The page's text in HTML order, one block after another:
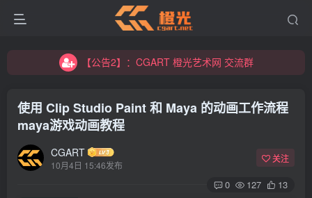
【公告2】：CGART 橙光艺术网 交流群
【公告2】：CGART 橙光艺术网 交流群
使用 Clip Studio Paint 和 Maya 的动画工作流程
maya游戏动画教程
CGART
10月4日 15:46发布
关注
0 127 13